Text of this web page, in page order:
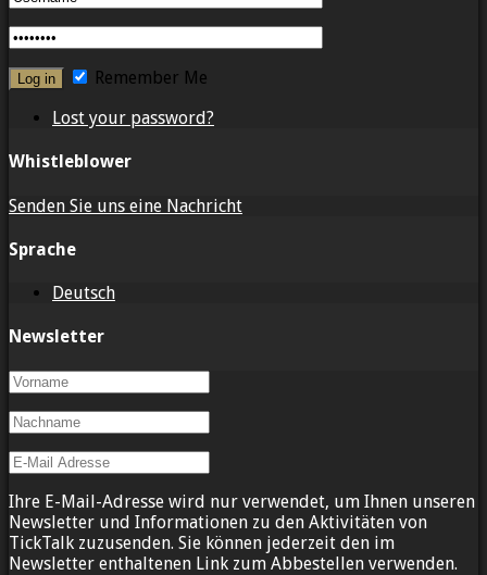
Remember Me
Lost your password?
Whistleblower
Senden Sie uns eine Nachricht
Sprache
Deutsch
Newsletter
Ihre E-Mail-Adresse wird nur verwendet, um Ihnen unseren
Newsletter und Informationen zu den Aktivitäten von
TickTalk zuzusenden. Sie können jederzeit den im
Newsletter enthaltenen Link zum Abbestellen verwenden.